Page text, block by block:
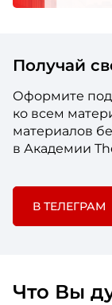
Получай
Оформите
ко всем
материалов
в Академии
В ТЕЛЕГРАМ
Что Вы